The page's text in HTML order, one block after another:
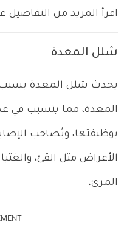
اقرأ المزيد من التفاصيل
شلل المعدة
يحدث شلل المعدة
المعدة، مما يتسبب في
بوظيفتها، ويُصاحب
الأعراض مثل القئ،
المرئ.